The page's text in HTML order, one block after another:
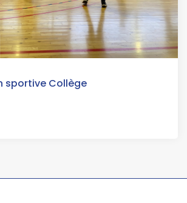
sportive Collège